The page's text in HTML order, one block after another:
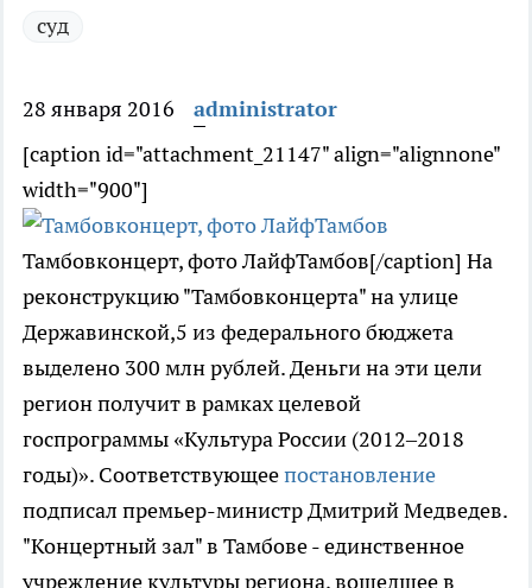
суд
28 января 2016
administrator
[caption id="attachment_21147" align="alignnone"
width="900"]
Тамбовконцерт, фото ЛайфТамбов[/caption] На
реконструкцию "Тамбовконцерта" на улице
Державинской,5 из федерального бюджета
выделено 300 млн рублей. Деньги на эти цели
регион получит в рамках целевой
госпрограммы «Культура России (2012–2018
годы)». Соответствующеепостановление
подписал премьер-министр Дмитрий Медведев.
"Концертный зал" в Тамбове - единственное
учреждение культуры региона, вошедшее в